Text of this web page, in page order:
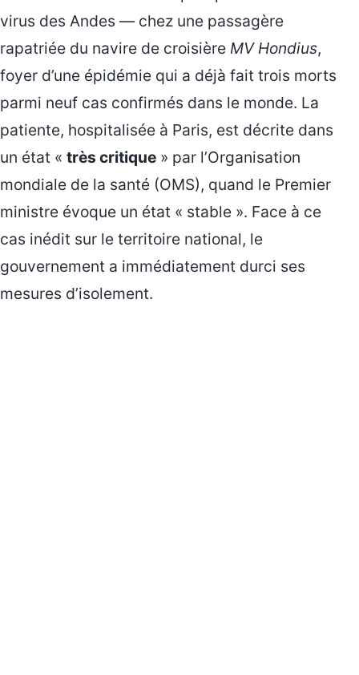
virus des Andes — chez une passagère
rapatriée du navire de croisière MV Hondius,
foyer d’une épidémie qui a déjà fait trois morts
parmi neuf cas confirmés dans le monde. La
patiente, hospitalisée à Paris, est décrite dans
un état « très critique » par l’Organisation
mondiale de la santé (OMS), quand le Premier
ministre évoque un état « stable ». Face à ce
cas inédit sur le territoire national, le
gouvernement a immédiatement durci ses
mesures d’isolement.